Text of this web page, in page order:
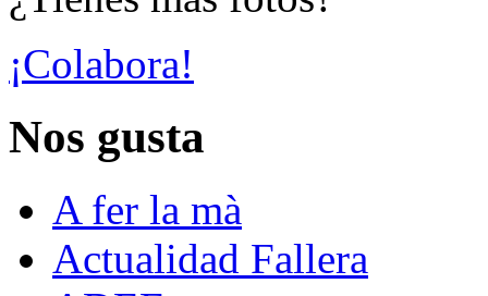
¡Colabora!
Nos gusta
A fer la mà
Actualidad Fallera